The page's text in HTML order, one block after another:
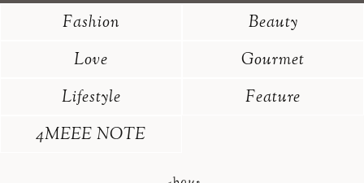
Fashion
Beauty
Love
Gourmet
Lifestyle
Feature
4MEEE NOTE